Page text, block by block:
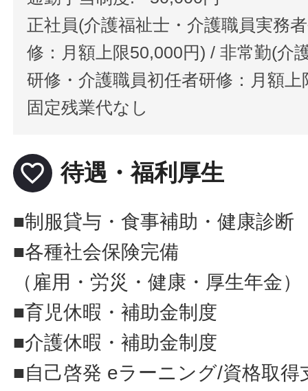
正社員(介護福祉士・介護職員実務
修：月額上限50,000円) / 非常勤(介
研修・介護職員初任者研修：月額上
固定残業代なし
favorite_border 待遇・福利厚生
■制服貸与・食事補助・健康診断
■各種社会保険完備
（雇用・労災・健康・厚生年金）
■育児休暇・補助金制度
■介護休暇・補助金制度
■自己啓発 eラーニング/資格取得